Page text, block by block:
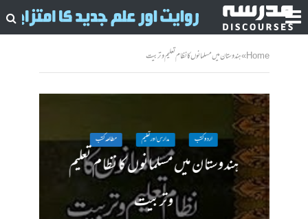
Home
»ہندوستان میں مسلمانوں کا نظام تعلیم وتربیت
اردو کتب مدارس اور تعلیم مطالعہ کتب
ہندوستان میں مسلمانوں کا نظام تعلیم
وتربیت